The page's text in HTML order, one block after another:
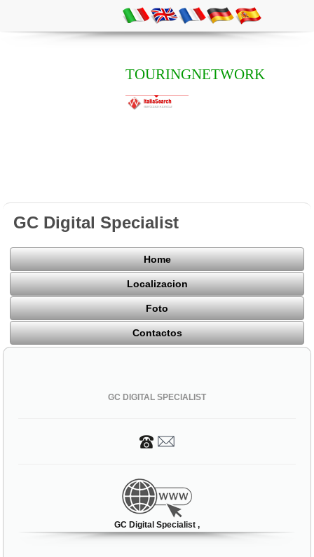
TOURINGNETWORK
GC Digital Specialist
Home
Localizacion
Foto
Contactos
GC DIGITAL SPECIALIST
GC Digital Specialist ,